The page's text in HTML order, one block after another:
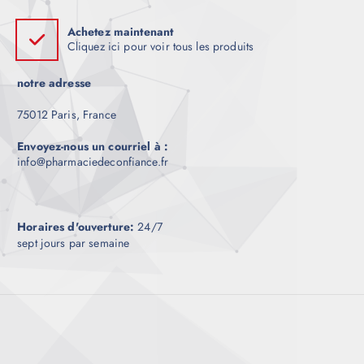
Achetez maintenant
Cliquez ici pour voir tous les produits
notre adresse
75012 Paris, France
Envoyez-nous un courriel à :
info@pharmaciedeconfiance.fr
Horaires d'ouverture: 24/7
sept jours par semaine